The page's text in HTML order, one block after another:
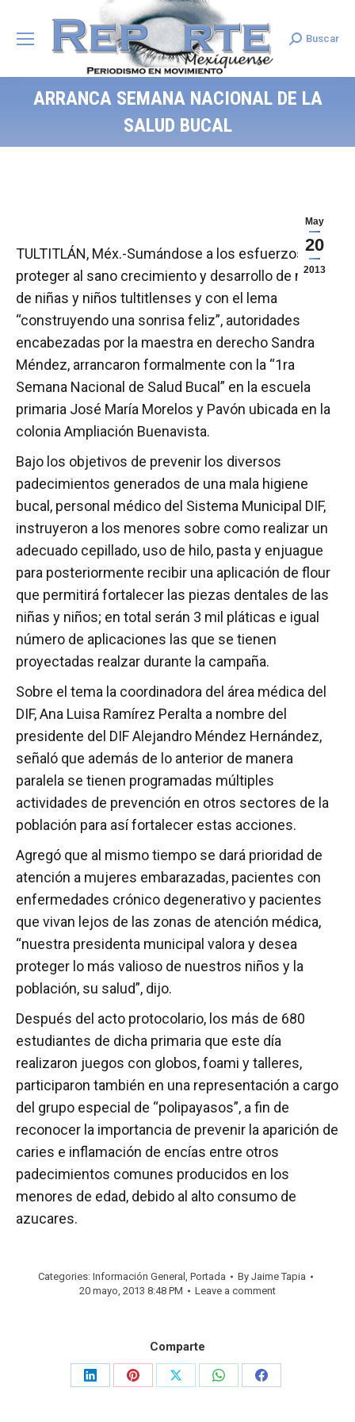
Search:
Buscar
ARRANCA SEMANA NACIONAL DE LA
SALUD BUCAL
May
20
2013
TULTITLÁN, Méx.-Sumándose a los esfuerzos por
proteger al sano crecimiento y desarrollo de miles
de niñas y niños tultitlenses y con el lema
“construyendo una sonrisa feliz”, autoridades
encabezadas por la maestra en derecho Sandra
Méndez, arrancaron formalmente con la “1ra
Semana Nacional de Salud Bucal” en la escuela
primaria José María Morelos y Pavón ubicada en la
colonia Ampliación Buenavista.
Bajo los objetivos de prevenir los diversos
padecimientos generados de una mala higiene
bucal, personal médico del Sistema Municipal DIF,
instruyeron a los menores sobre como realizar un
adecuado cepillado, uso de hilo, pasta y enjuague
para posteriormente recibir una aplicación de flour
que permitirá fortalecer las piezas dentales de las
niñas y niños; en total serán 3 mil pláticas e igual
número de aplicaciones las que se tienen
proyectadas realzar durante la campaña.
Sobre el tema la coordinadora del área médica del
DIF, Ana Luisa Ramírez Peralta a nombre del
presidente del DIF Alejandro Méndez Hernández,
señaló que además de lo anterior de manera
paralela se tienen programadas múltiples
actividades de prevención en otros sectores de la
población para así fortalecer estas acciones.
Agregó que al mismo tiempo se dará prioridad de
atención a mujeres embarazadas, pacientes con
enfermedades crónico degenerativo y pacientes
que vivan lejos de las zonas de atención médica,
“nuestra presidenta municipal valora y desea
proteger lo más valioso de nuestros niños y la
población, su salud”, dijo.
Después del acto protocolario, los más de 680
estudiantes de dicha primaria que este día
realizaron juegos con globos, foami y talleres,
participaron también en una representación a cargo
del grupo especial de “polipayasos”, a fin de
reconocer la importancia de prevenir la aparición de
caries e inflamación de encías entre otros
padecimientos comunes producidos en los
menores de edad, debido al alto consumo de
azucares.
Categories: Información General , Portada By Jaime Tapia
20 mayo, 2013 8:48 PM
Leave a comment
Comparte
Share
Share
Share
Share
Share